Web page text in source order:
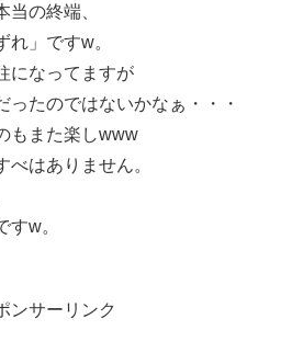
の終端、
れ」ですw。
になってますが
ったのではないかなぁ・・・
もまた楽しwww
べはありません。
すw。
ンサーリンク